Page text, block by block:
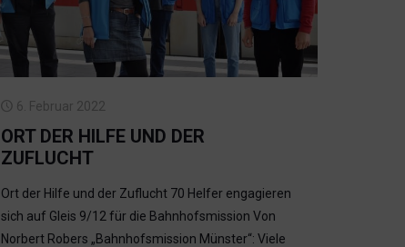
6. Februar 2022
ORT DER HILFE UND DER
ZUFLUCHT
Ort der Hilfe und der Zuflucht 70 Helfer engagieren
sich auf Gleis 9/12 für die Bahnhofsmission Von
Norbert Robers „Bahnhofsmission Münster“: Viele